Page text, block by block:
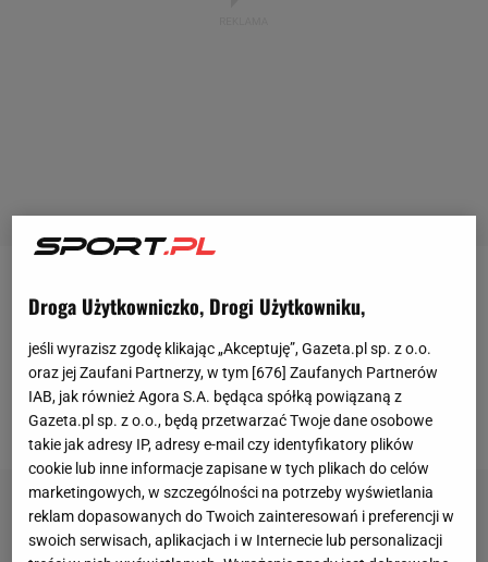
W poniedziałek "Super Express" podał, że 28-letni
Jorge Felix na 80 procent zostanie nowym piłkarzem
Sivassporu.Transfer ten wydaje się być prawie
pewny, boportal 90minut.pl poinformował, iż Felix
przechodzi właśnie testy medyczne w Turcji.
Droga Użytkowniczko, Drogi Użytkowniku,
jeśli wyrazisz zgodę klikając „Akceptuję”, Gazeta.pl sp. z o.o.
oraz jej Zaufani Partnerzy, w tym [676] Zaufanych Partnerów
IAB, jak również Agora S.A. będąca spółką powiązaną z
Gazeta.pl sp. z o.o., będą przetwarzać Twoje dane osobowe
takie jak adresy IP, adresy e-mail czy identyfikatory plików
cookie lub inne informacje zapisane w tych plikach do celów
marketingowych, w szczególności na potrzeby wyświetlania
reklam dopasowanych do Twoich zainteresowań i preferencji w
swoich serwisach, aplikacjach i w Internecie lub personalizacji